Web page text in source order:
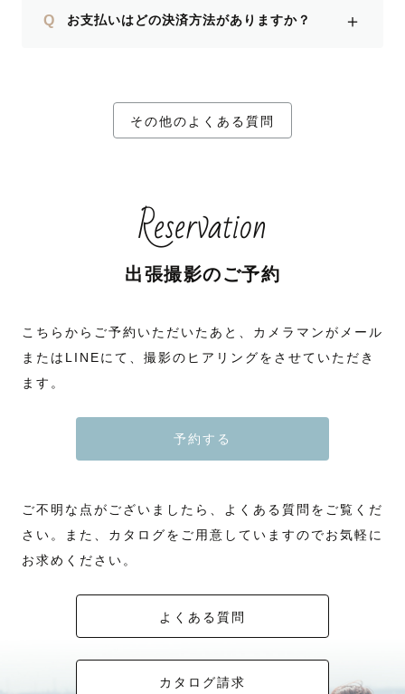
Q お支払いはどの決済方法がありますか？ ＋
その他のよくある質問
Reservation
出張撮影のご予約
こちらからご予約いただいたあと、カメラマンがメール
またはLINEにて、撮影のヒアリングをさせていただき
ます。
予約する
ご不明な点がございましたら、よくある質問をご覧くだ
さい。また、カタログをご用意していますのでお気軽に
お求めください。
よくある質問
カタログ請求